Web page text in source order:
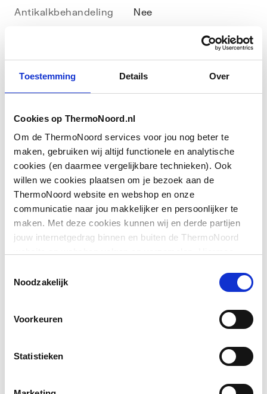
Toestemming Details Over
Cookies op ThermoNoord.nl
Om de ThermoNoord services voor jou nog beter te
maken, gebruiken wij altijd functionele en analytische
cookies (en daarmee vergelijkbare technieken). Ook
willen we cookies plaatsen om je bezoek aan de
ThermoNoord website en webshop en onze
communicatie naar jou makkelijker en persoonlijker te
maken. Met deze cookies kunnen wij en derde partijen
jouw internetgedrag binnen en buiten de ThermoNoord
communicatie aan jouw interesses aan. We slaan je
Noodzakelijk
Voorkeuren
Statistieken
Antikalkbehandeling Nee
Geschikt voor montage
met zijwand
Ja
Geschikt voor montage
op douchebak
Geschikt voor montage
op tegelvloer
Ja
Geschikt voor
nismontage
Ja
Glas-/kunststofdecor Nee
Inbouwbreedte deur
zijwand
Toon meer
Downloads
Exploded_view image/jpeg
Sfeerbeeldimage/jpeg, 371 KB